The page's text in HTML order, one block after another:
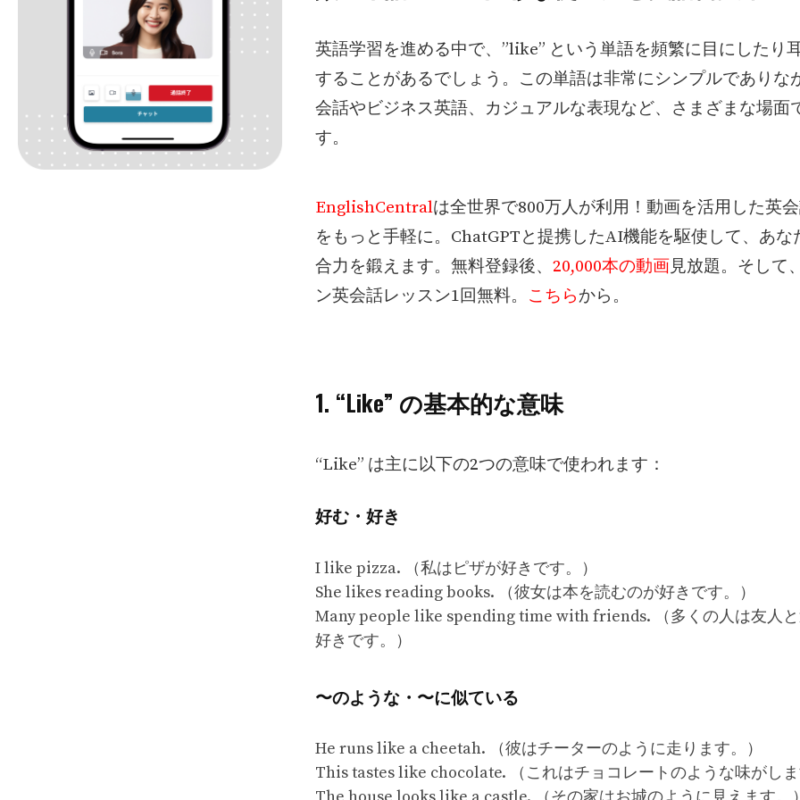
英語学習を進める中で、”like” という単語を頻繁に目にしたり
することがあるでしょう。この単語は非常にシンプルでありな
会話やビジネス英語、カジュアルな表現など、さまざまな場面
す。
EnglishCentralは全世界で800万人が利用！動画を活用した英
をもっと手軽に。ChatGPTと提携したAI機能を駆使して、あな
合力を鍛えます。無料登録後、 20,000本の動画見放題。そして
ン英会話レッスン1回無料。 こちらから。
1. “Like” の基本的な意味
“Like” は主に以下の2つの意味で使われます：
好む・好き
I like pizza. （私はピザが好きです。）
She likes reading books. （彼女は本を読むのが好きです。）
Many people like spending time with friends. （多くの人は友人
好きです。）
〜のような・〜に似ている
He runs like a cheetah. （彼はチーターのように走ります。）
This tastes like chocolate. （これはチョコレートのような味がしま